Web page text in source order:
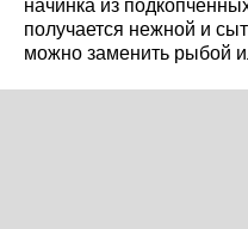
начинка из
получается нежной и
можно заменить рыбой